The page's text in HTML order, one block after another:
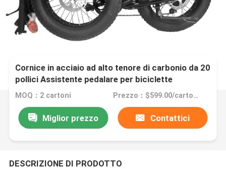
Cornice in acciaio ad alto tenore di carbonio da 20
pollici Assistente pedalare per biciclette
elettriche 31 - 60 km
MOQ：2 cartoni Prezzo：$599.00/cartons 2-59 cartons
Miglior prezzo Contattici
DESCRIZIONE DI PRODOTTO